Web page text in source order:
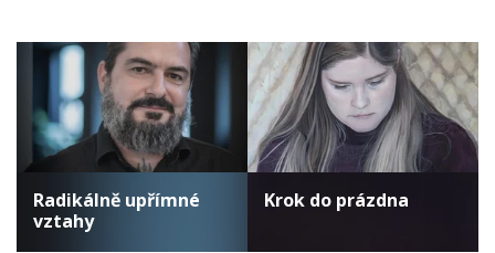
Radikálně upřímné
vztahy
Krok do prázdna